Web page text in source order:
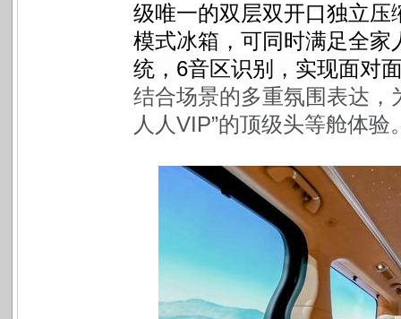
级唯一的双层双开口独立
模式冰箱，可同时满足全家
统，6音区识别，实现面对
结合场景的多重氛围表达，
人人VIP”的顶级头等舱体验